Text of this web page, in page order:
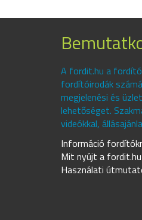
A fordit.hu a
fordítóirodák
megjelenési és
lehetőséget.
videókkal,
Információ
Mit nyújt a
Használati